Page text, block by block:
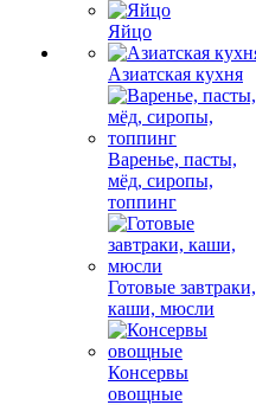
Яйцо
Азиатская кухня
Варенье, пасты,
мёд, сиропы,
топпинг
Готовые завтраки,
каши, мюсли
Консервы
овощные